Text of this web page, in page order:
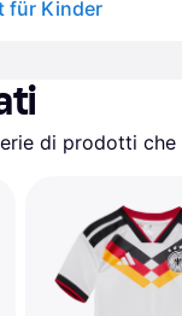
für Kinder
di prodotti